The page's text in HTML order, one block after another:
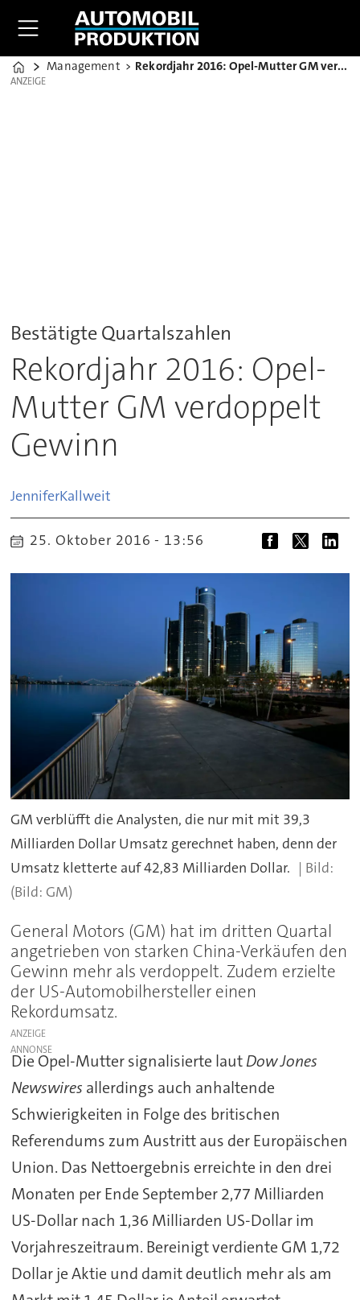
Home
Management Rekordjahr 2016: Opel-Mutter GM verdoppelt Gewinn
ANZEIGE
ANZEIGE
Bestätigte Quartalszahlen
Rekordjahr 2016: Opel-
Mutter GM verdoppelt
Gewinn
JenniferKallweit
25. Oktober 2016 - 13:56
GM verblüfft die Analysten, die nur mit mit 39,3
Milliarden Dollar Umsatz gerechnet haben, denn der
Umsatz kletterte auf 42,83 Milliarden Dollar.
(Bild: GM)
General Motors (GM) hat im dritten Quartal
angetrieben von starken China-Verkäufen den
Gewinn mehr als verdoppelt. Zudem erzielte
der US-Automobilhersteller einen
Rekordumsatz.
ANZEIGE
Die Opel-Mutter signalisierte lautDow Jones
Newswires allerdings auch anhaltende
Schwierigkeiten in Folge des britischen
Referendums zum Austritt aus der Europäischen
Union. Das Nettoergebnis erreichte in den drei
Monaten per Ende September 2,77 Milliarden
US-Dollar nach 1,36 Milliarden US-Dollar im
Vorjahreszeitraum. Bereinigt verdiente GM 1,72
Dollar je Aktie und damit deutlich mehr als am